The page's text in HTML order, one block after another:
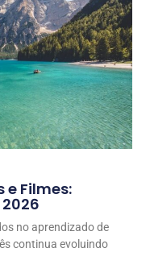
e Filmes:
no aprendizado de
continua evoluindo